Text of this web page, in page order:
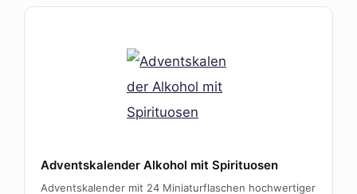
Adventskalender Alkohol mit Spirituosen
Adventskalender mit 24 Miniaturflaschen hochwertiger